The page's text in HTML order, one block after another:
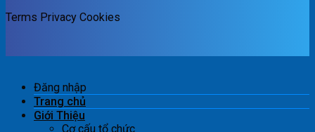
Terms Privacy Cookies
Đăng nhập
Trang chủ
Giới Thiệu
Cơ cấu tổ chức